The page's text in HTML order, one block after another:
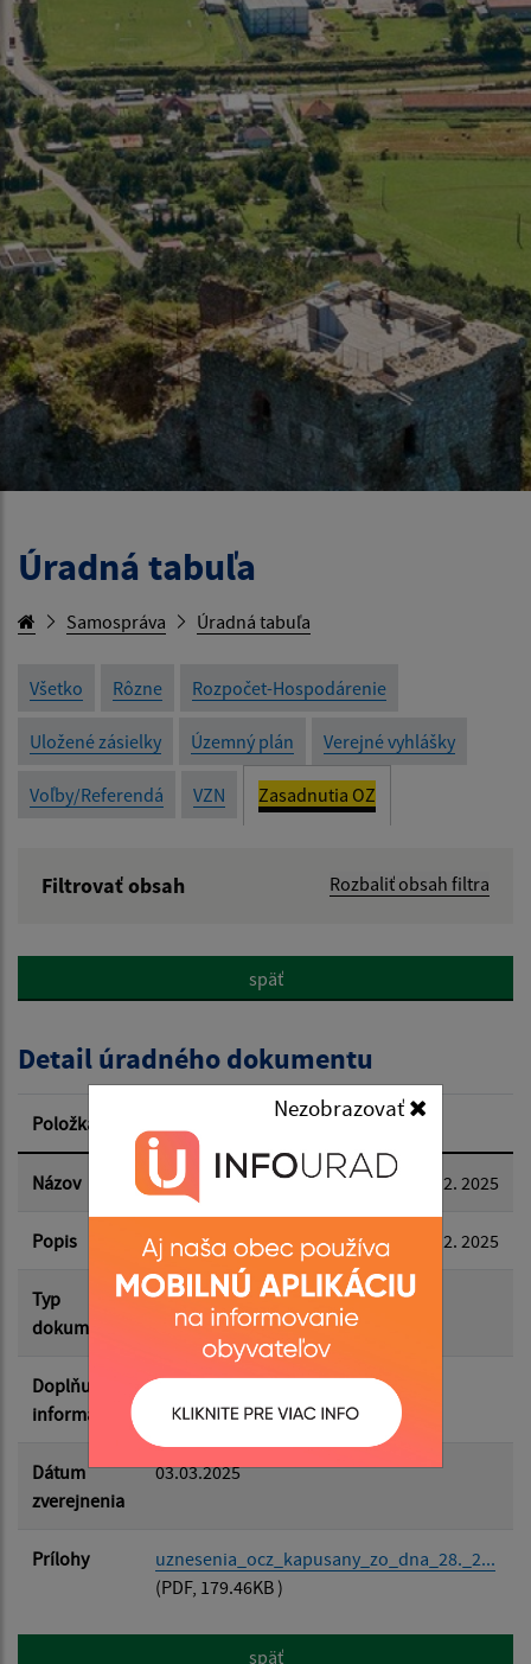
Nezobrazovať
Úradná tabuľa
Samospráva Úradná tabuľa
Všetko Rôzne Rozpočet-Hospodárenie
Uložené zásielky Územný plán Verejné vyhlášky
Voľby/Referendá VZN Zasadnutia OZ
Filtrovať obsah Rozbaliť obsah filtra
Popis:
Dátum zverejnenia od:
Dátum zverejnenia do:
Filtrovať Reset
späť
Detail úradného dokumentu
Položka
Názov Uznesenia OcZ Kapušany zo dňa 28. 2. 2025
Popis Uznesenia OcZ Kapušany zo dňa 28. 2. 2025
Typ
dokumentu
Zasadnutia OZ
Doplňujúce
informácie
Dátum
zverejnenia
03.03.2025
Prílohy
uznesenia_ocz_kapusany_zo_dna_28._2...
(PDF, 179.46KB )
späť